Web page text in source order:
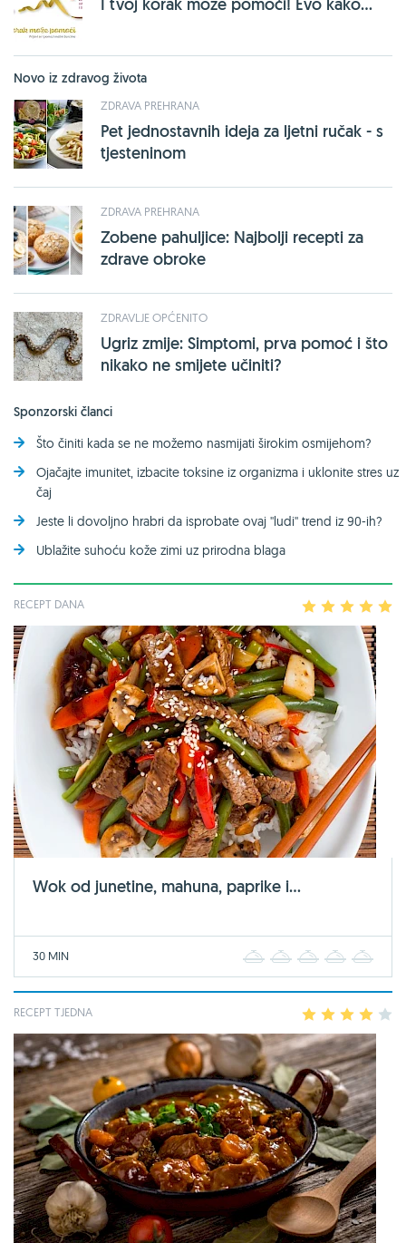
Novo iz zdravog života
ZDRAVA PREHRANA
Pet jednostavnih ideja za ljetni ručak - s
tjesteninom
ZDRAVA PREHRANA
Zobene pahuljice: Najbolji recepti za
zdrave obroke
ZDRAVLJE OPĆENITO
Ugriz zmije: Simptomi, prva pomoć i što
nikako ne smijete učiniti?
Sponzorski članci
Što činiti kada se ne možemo nasmijati širokim osmijehom?
Ojačajte imunitet, izbacite toksine iz organizma i uklonite stres uz
čaj
Jeste li dovoljno hrabri da isprobate ovaj ''ludi'' trend iz 90-ih?
Ublažite suhoću kože zimi uz prirodna blaga
RECEPT DANA 2 3 4
Wok od junetine, mahuna, paprike i...
30 MIN 2 3 4
RECEPT TJEDNA 2 3 4